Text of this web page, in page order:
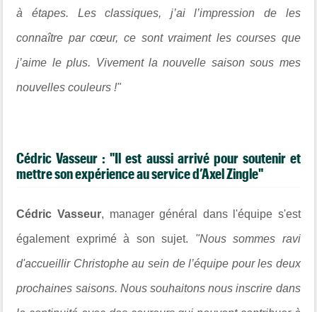
à étapes. Les classiques, j’ai l’impression de les
connaître par cœur, ce sont vraiment les courses que
j’aime le plus. Vivement la nouvelle saison sous mes
nouvelles couleurs !"
Cédric Vasseur : "Il est aussi arrivé pour soutenir et
mettre son expérience au service d’Axel Zingle"
Cédric Vasseur, manager général dans l'équipe s'est
également exprimé à son sujet. "Nous sommes ravi
d'accueillir Christophe au sein de l’équipe pour les deux
prochaines saisons. Nous souhaitons nous inscrire dans